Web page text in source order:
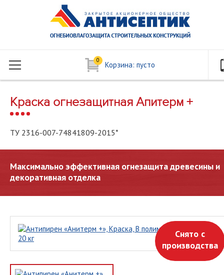
0 Корзина: пусто
Краска огнезащитная Апитерм +
ТУ 2316-007-74841809-2015*
Максимально эффективная огнезащита древесины и
декоративная отделка
Снято с
производства